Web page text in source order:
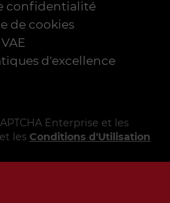
confidentialité
de cookies
VAE
d'excellence
Enterprise et les
et les Conditions d'Utilisation